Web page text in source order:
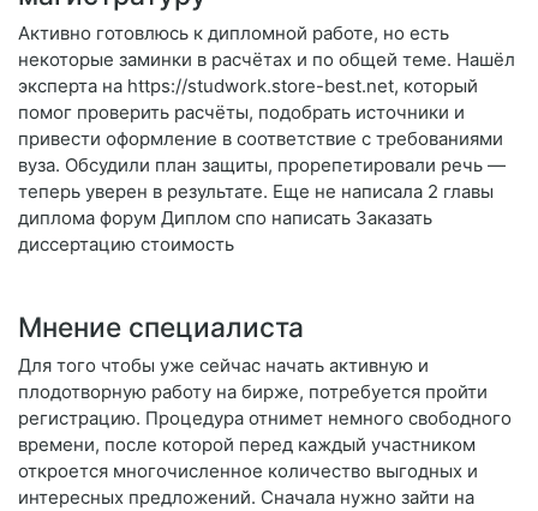
Активно готовлюсь к дипломной работе, но есть
некоторые заминки в расчётах и по общей теме. Нашёл
эксперта на https://studwork.store-best.net, который
помог проверить расчёты, подобрать источники и
привести оформление в соответствие с требованиями
вуза. Обсудили план защиты, прорепетировали речь —
теперь уверен в результате. Еще не написала 2 главы
диплома форум Диплом спо написать Заказать
диссертацию стоимость
Мнение специалиста
Для того чтобы уже сейчас начать активную и
плодотворную работу на бирже, потребуется пройти
регистрацию. Процедура отнимет немного свободного
времени, после которой перед каждый участником
откроется многочисленное количество выгодных и
интересных предложений. Сначала нужно зайти на